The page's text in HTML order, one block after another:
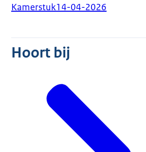
Kamerstuk14-04-2026
Hoort bij